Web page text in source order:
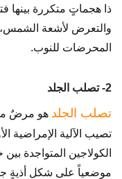
ذا هجماتٍ متكررة بينها
والتعرض لأشعة الشمس،
المحرضات للنوب.
2- تصلب الجلد
تصلب الجلد هو مرضٌ
تصيب الآلية الإمراضية
الكولاجين المتواجدة
موضعياً على شكل أذيةٍ